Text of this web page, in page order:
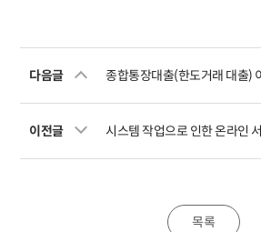
다음글
이전글
목록